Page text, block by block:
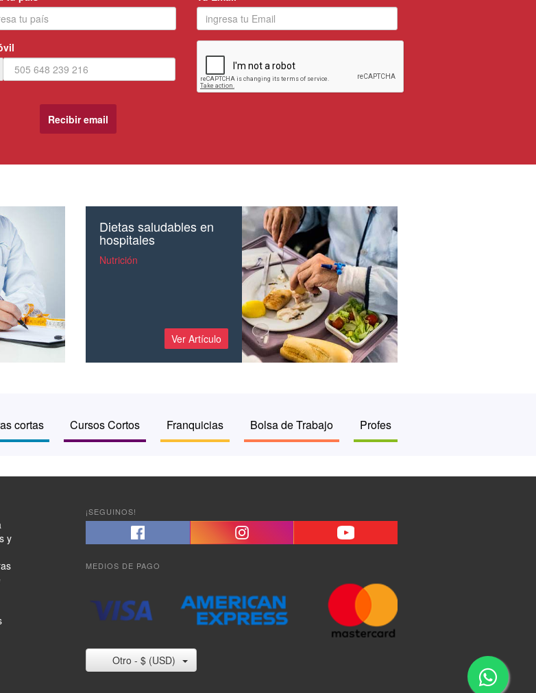
Dietas saludables en
hospitales
Nutrición
Ver Artículo
cortas Cursos Cortos Franquicias Bolsa de Trabajo Profes
y
¡SEGUINOS!
MEDIOS DE PAGO
Otro - $ (USD)